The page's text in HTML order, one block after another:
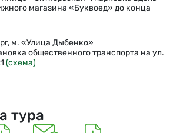
магазина «Буквоед» до конца
м. «Улица Дыбенко»
общественного транспорта на ул.
(схема)
тура